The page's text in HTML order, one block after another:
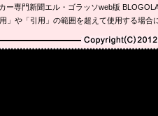
ー専門新聞エル・ゴラッソweb版
」や「引用」の範囲を超えて使用する場
Copyright(C)2010-